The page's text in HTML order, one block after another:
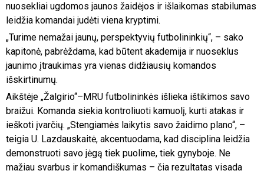
nuosekliai ugdomos jaunos žaidėjos ir išlaikomas stabilumas
leidžia komandai judėti viena kryptimi.
„Turime nemažai jaunų, perspektyvių futbolininkių“, – sako
kapitonė, pabrėždama, kad būtent akademija ir nuoseklus
jaunimo įtraukimas yra vienas didžiausių komandos
išskirtinumų.
Aikštėje „Žalgirio“–MRU futbolininkės išlieka ištikimos savo
braižui. Komanda siekia kontroliuoti kamuolį, kurti atakas ir
ieškoti įvarčių. „Stengiamės laikytis savo žaidimo plano“, –
teigia U. Lazdauskaitė, akcentuodama, kad disciplina leidžia
demonstruoti savo jėgą tiek puolime, tiek gynyboje. Ne
mažiau svarbus ir komandiškumas – čia rezultatas visada